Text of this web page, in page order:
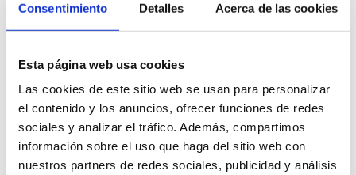
Consentimiento Detalles Acerca de las cookies
Esta página web usa cookies
Las cookies de este sitio web se usan para personalizar
el contenido y los anuncios, ofrecer funciones de redes
sociales y analizar el tráfico. Además, compartimos
información sobre el uso que haga del sitio web con
nuestros partners de redes sociales, publicidad y análisis